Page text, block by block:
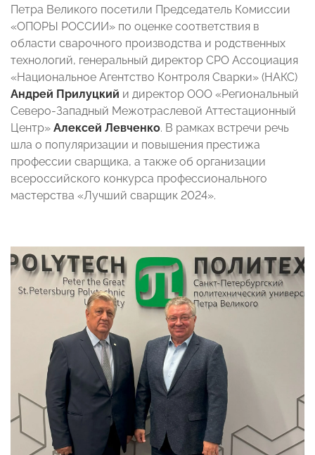
Петра Великого посетили Председатель Комиссии
«ОПОРЫ РОССИИ» по оценке соответствия в
области сварочного производства и родственных
технологий, генеральный директор СРО Ассоциация
«Национальное Агентство Контроля Сварки» (НАКС)
Андрей Прилуцкий и директор ООО «Региональный
Северо-Западный Межотраслевой Аттестационный
Центр» Алексей Левченко. В рамках встречи речь
шла о популяризации и повышения престижа
профессии сварщика, а также об организации
всероссийского конкурса профессионального
мастерства «Лучший сварщик 2024».